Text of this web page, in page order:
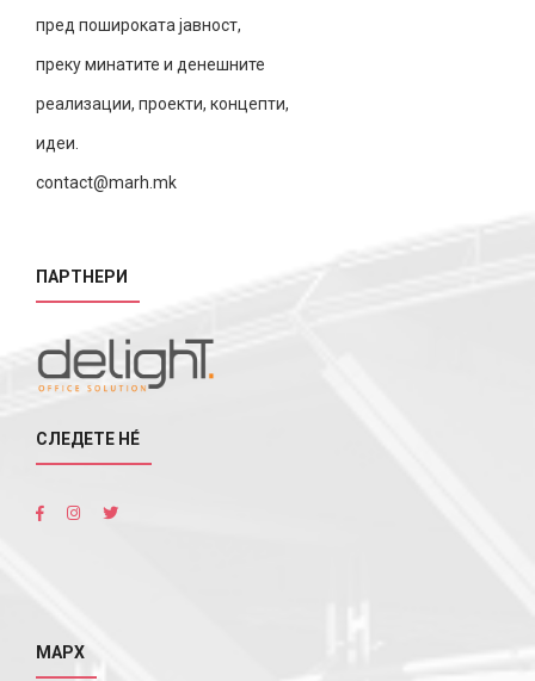
пред пошироката јавност,
преку минатите и денешните
реализации, проекти, концепти,
идеи.
contact@marh.mk
ПАРТНЕРИ
СЛЕДЕТЕ НÉ
МАРХ